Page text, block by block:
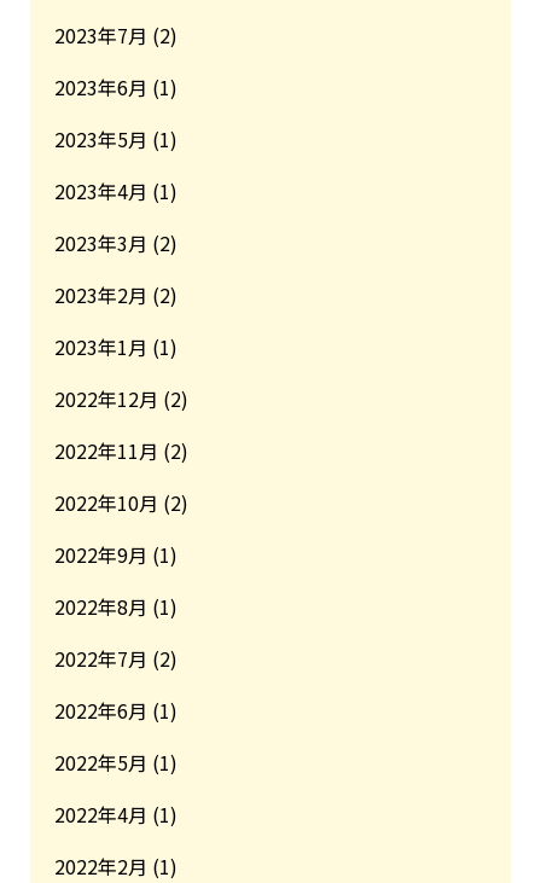
2023年7月 (2)
2023年6月 (1)
2023年5月 (1)
2023年4月 (1)
2023年3月 (2)
2023年2月 (2)
2023年1月 (1)
2022年12月 (2)
2022年11月 (2)
2022年10月 (2)
2022年9月 (1)
2022年8月 (1)
2022年7月 (2)
2022年6月 (1)
2022年5月 (1)
2022年4月 (1)
2022年2月 (1)